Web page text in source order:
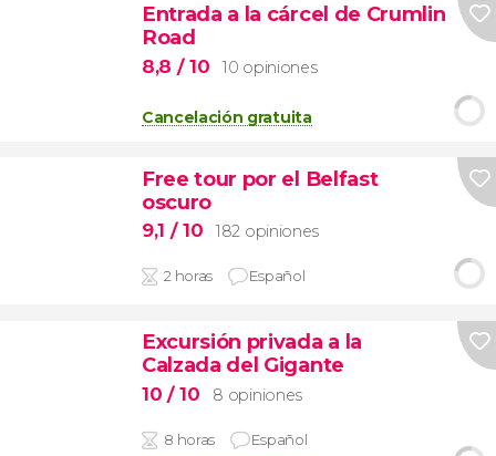
Entrada a la cárcel de Crumlin
Road
8,8 / 10 10 opiniones
Cancelación gratuita
Free tour por el Belfast
oscuro
9,1 / 10 182 opiniones
2 horas Español
Excursión privada a la
Calzada del Gigante
10 / 10 8 opiniones
8 horas Español